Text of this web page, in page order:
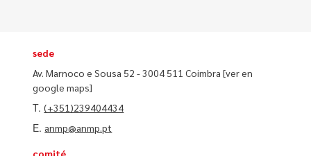
sede
Av. Marnoco e Sousa 52 - 3004 511 Coimbra[ver en
google maps]
T.(+351)239404434
E. anmp@anmp.pt
comité